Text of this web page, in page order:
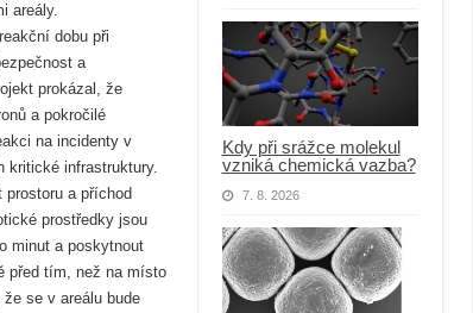
Kdy při srážce molekul
vzniká chemická vazba?
7. 8. 2026
areály.
dobu při
a
prokázal, že
a pokročilé
na incidenty v
kritické infrastruktury.
a příchod
prostředky jsou
minut a poskytnout
před tím, než na místo
se v areálu bude